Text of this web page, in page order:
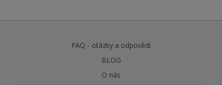
FAQ - otázky a odpovědi
BLOG
O nás